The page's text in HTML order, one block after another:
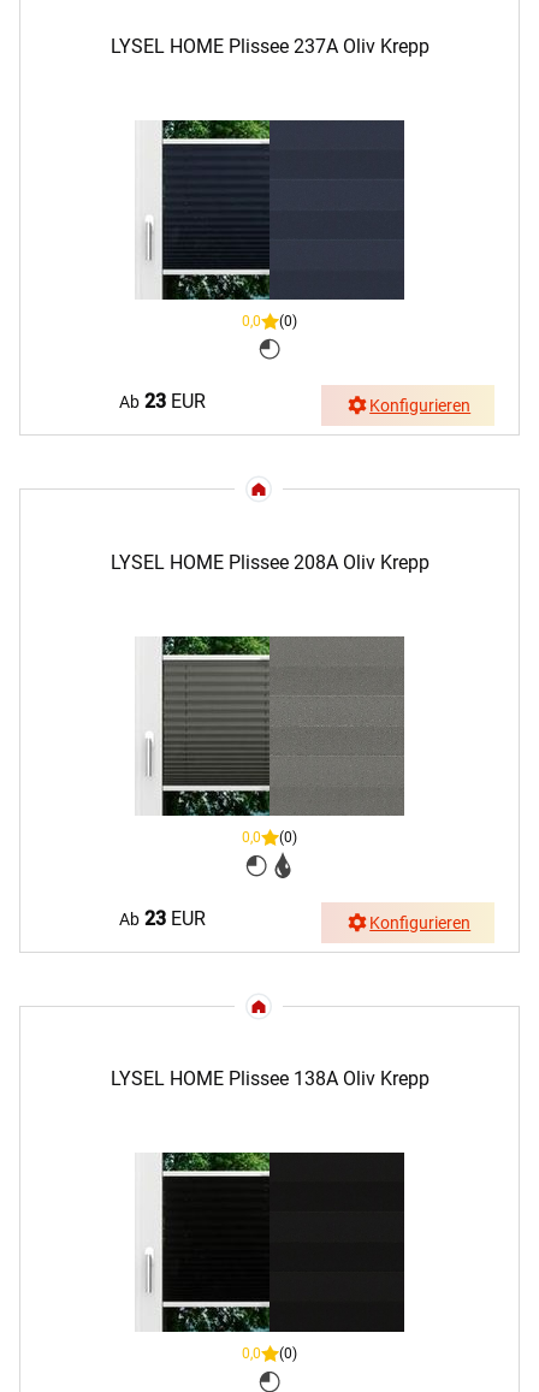
LYSEL HOME Plissee 237A Oliv Krepp
0,0 (0)
Ab 23 EUR Konfigurieren
LYSEL HOME Plissee 208A Oliv Krepp
0,0 (0)
Ab 23 EUR Konfigurieren
LYSEL HOME Plissee 138A Oliv Krepp
0,0 (0)